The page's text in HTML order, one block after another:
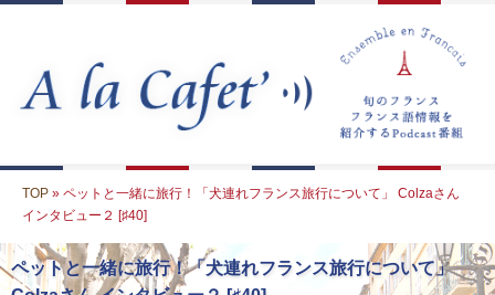
TOP » ペットと一緒に旅行！「犬連れフランス旅行について」 Colzaさん
インタビュー２ [♯40]
ペットと一緒に旅行！「犬連れフランス旅行について」